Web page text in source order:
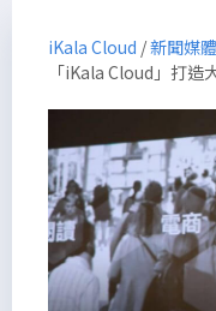
iKala Cloud /新聞媒體
「iKala Cloud」打造